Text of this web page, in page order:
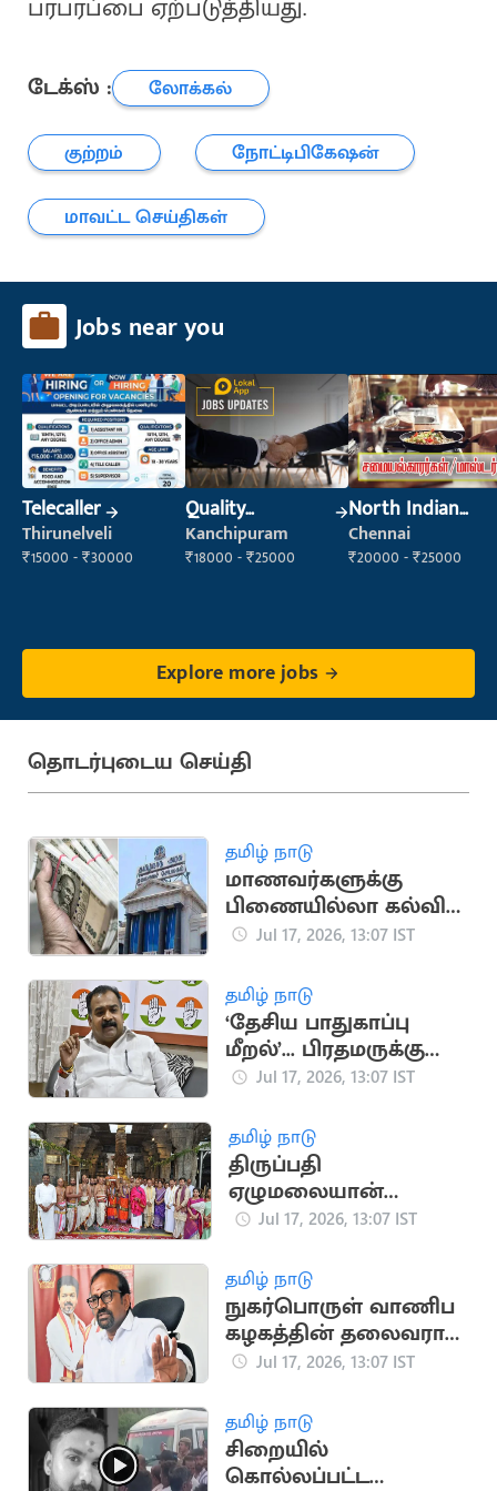
பரபரப்பை ஏற்படுத்தியது.
டேக்ஸ் :
லோக்கல்
குற்றம்
நோட்டிபிகேஷன்
மாவட்ட செய்திகள்
Jobs near you
Telecaller
Thirunelveli
₹15000 - ₹30000
Quality
Inspector
Kanchipuram
₹18000 - ₹25000
North Indian
Cook
Chennai
₹20000 - ₹25000
Explore more jobs
தொடர்புடைய செய்தி
தமிழ் நாடு
மாணவர்களுக்கு
பிணையில்லா கல்விக்
கடன்... அமைச்சர்
Jul 17, 2026, 13:07 IST
தமிழ் நாடு
‘தேசிய பாதுகாப்பு
மீறல்’... பிரதமருக்கு
மாணிக்கம் தாகூர்
Jul 17, 2026, 13:07 IST
தமிழ் நாடு
திருப்பதி
ஏழுமலையான்
கோவிலில்
நடைபெற்ற ஆனிவார
ஆஸ்தான விழா
Jul 17, 2026, 13:07 IST
தமிழ் நாடு
நுகர்பொருள் வாணிப
கழகத்தின் தலைவராக
அமைச்சர்
நியமனம்
Jul 17, 2026, 13:07 IST
தமிழ் நாடு
சிறையில்
கொல்லப்பட்ட